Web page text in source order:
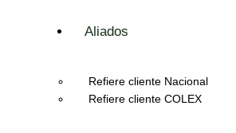
Aliados
Refiere cliente Nacional
Refiere cliente COLEX